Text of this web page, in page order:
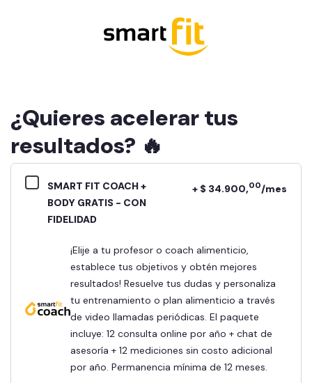
¿Quieres acelerar tus
resultados? 🔥
SMART FIT COACH +
BODY GRATIS - CON
FIDELIDAD
+ $ 34.900,00/mes
¡Elije a tu profesor o coach alimenticio,
establece tus objetivos y obtén mejores
resultados! Resuelve tus dudas y personaliza
tu entrenamiento o plan alimenticio a través
de video llamadas periódicas. El paquete
incluye: 12 consulta online por año + chat de
asesoría + 12 mediciones sin costo adicional
por año. Permanencia mínima de 12 meses.